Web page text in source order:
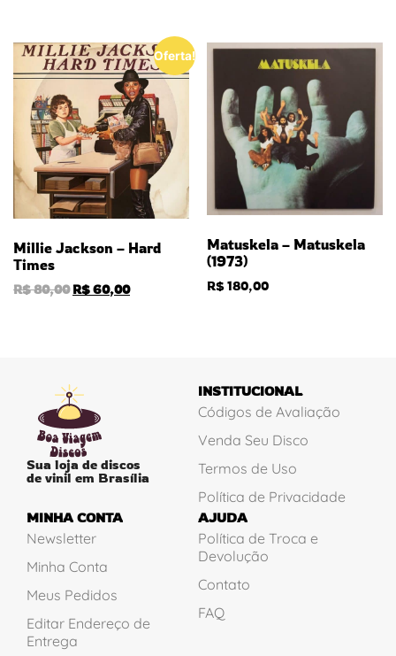
Oferta!
Millie Jackson – Hard
Times
R$80,00R$60,00
Matuskela – Matuskela
(1973)
R$180,00
Sua loja de discos
de vinil em Brasília
INSTITUCIONAL
Códigos de Avaliação
Venda Seu Disco
Termos de Uso
Política de Privacidade
MINHA CONTA
Newsletter
Minha Conta
Meus Pedidos
Editar Endereço de
Entrega
AJUDA
Política de Troca e
Devolução
Contato
FAQ